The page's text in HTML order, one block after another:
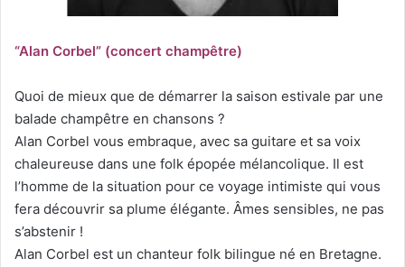
“Alan Corbel” (concert champêtre)
Quoi de mieux que de démarrer la saison estivale par une
balade champêtre en chansons ?
Alan Corbel vous embraque, avec sa guitare et sa voix
chaleureuse dans une folk épopée mélancolique. Il est
l’homme de la situation pour ce voyage intimiste qui vous
fera découvrir sa plume élégante. Âmes sensibles, ne pas
s’abstenir !
Alan Corbel est un chanteur folk bilingue né en Bretagne.